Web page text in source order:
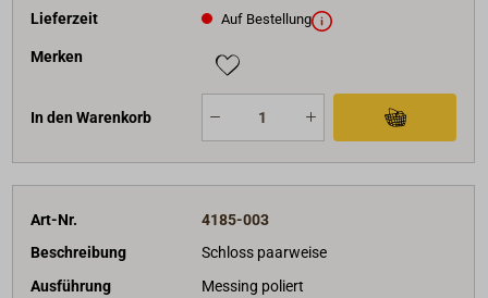
Lieferzeit Auf Bestellung
Merken
In den Warenkorb
Art-Nr.
4185-003
Beschreibung
Schloss paarweise
Ausführung
Messing poliert